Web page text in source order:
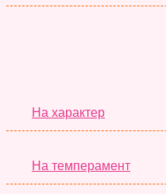
На характер
На темперамент